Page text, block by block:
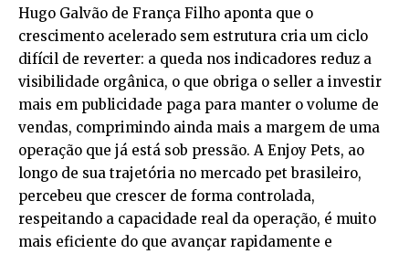
Hugo Galvão de França Filho aponta que o
crescimento acelerado sem estrutura cria um ciclo
difícil de reverter: a queda nos indicadores reduz a
visibilidade orgânica, o que obriga o seller a investir
mais em publicidade paga para manter o volume de
vendas, comprimindo ainda mais a margem de uma
operação que já está sob pressão. A Enjoy Pets, ao
longo de sua trajetória no mercado pet brasileiro,
percebeu que crescer de forma controlada,
respeitando a capacidade real da operação, é muito
mais eficiente do que avançar rapidamente e